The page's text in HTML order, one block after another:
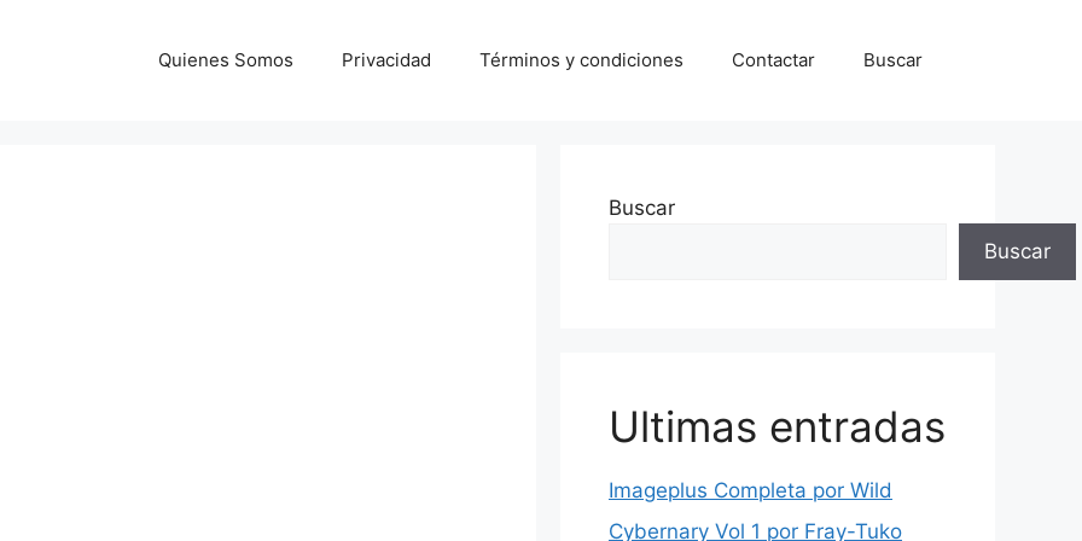
Quienes Somos Privacidad Términos y condiciones Contactar Buscar
Buscar
Buscar
Ultimas entradas
Imageplus Completa por Wild
Cybernary Vol 1 por Fray-Tuko